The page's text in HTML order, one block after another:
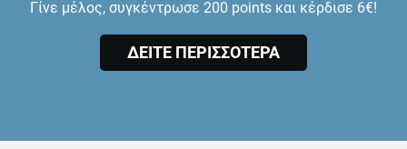
Γίνε μέλος, συγκέντρωσε 200 points και κέρδισε 6€!
ΔΕΙΤΕ ΠΕΡΙΣΣΟΤΕΡΑ